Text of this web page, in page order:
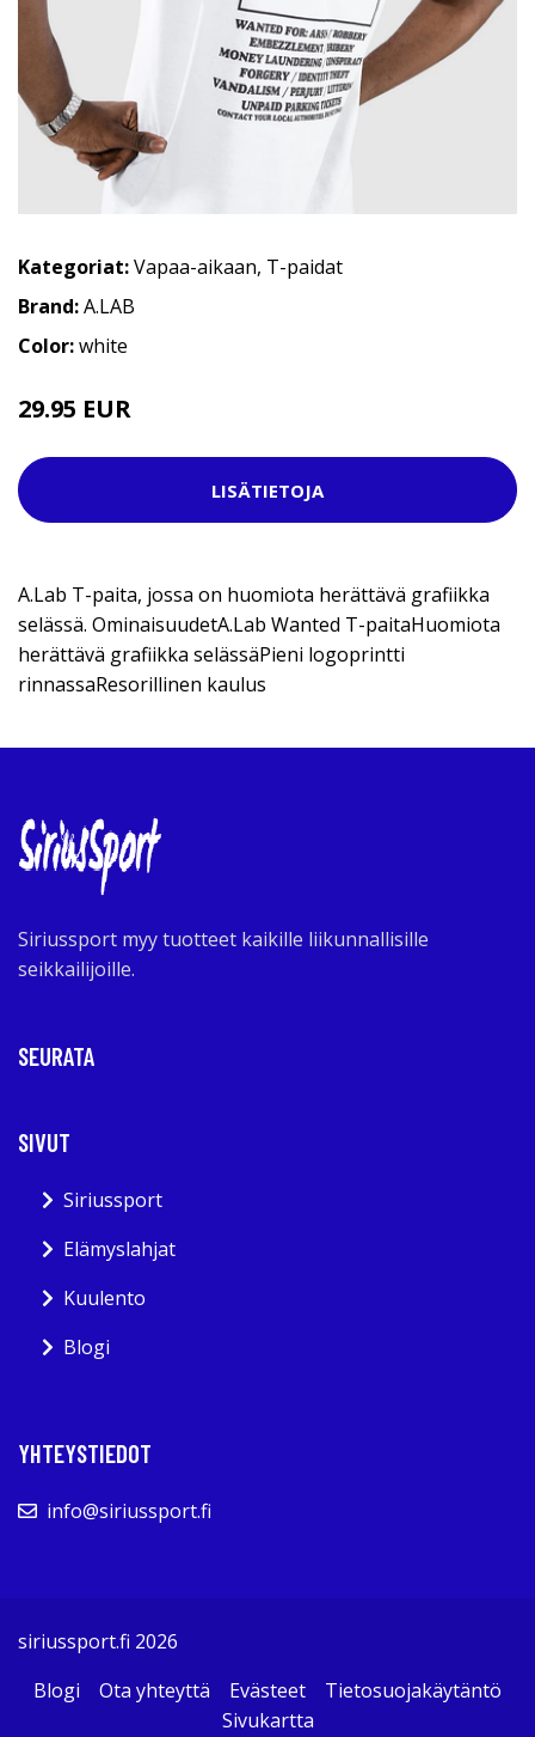
Kategoriat:Vapaa-aikaan, T-paidat
Brand:A.LAB
Color:white
29.95 EUR
LISÄTIETOJA
A.Lab T-paita, jossa on huomiota herättävä grafiikka
selässä. OminaisuudetA.Lab Wanted T-paitaHuomiota
herättävä grafiikka selässäPieni logoprintti
rinnassaResorillinen kaulus
Siriussport myy tuotteet kaikille liikunnallisille
seikkailijoille.
SEURATA
SIVUT
Siriussport
Elämyslahjat
Kuulento
Blogi
YHTEYSTIEDOT
info@siriussport.fi
siriussport.fi 2026
Blogi
Ota yhteyttä Evästeet
Tietosuojakäytäntö
Sivukartta